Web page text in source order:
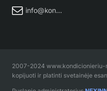
info@kondicionieriu-meistras.lt
2007-2024 www.kondicionieriu-
kopijuoti ir platinti svetainėje